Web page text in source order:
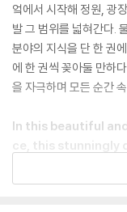
엌에서 시작해 정원, 광
발 그 범위를 넓혀간다.
분야의 지식을 단 한 권
에 한 권씩 꽂아둘 만하
을 자극하며 모든 순간
In this beautiful
ce, this stunningly
of science govern
s in our houses to